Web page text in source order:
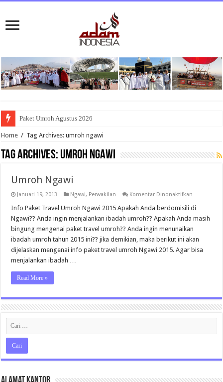
Paket Umroh Agustus 2026
Home / Tag Archives: umroh ngawi
Tag Archives: umroh ngawi
Umroh Ngawi
Januari 19, 2013 Ngawi, Perwakilan Komentar Dinonaktifkan
Ngawi
Info Paket Travel Umroh Ngawi 2015 Apakah Anda berdomisili di
Ngawi?? Anda ingin menjalankan ibadah umroh?? Apakah Anda masih
bingung mengenai paket travel umroh?? Anda ingin menunaikan
ibadah umroh tahun 2015 ini?? jika demikian, maka berikut ini akan
dijelaskan mengenai info paket travel umroh Ngawi 2015. Agar bisa
menjalankan ibadah …
Read More »